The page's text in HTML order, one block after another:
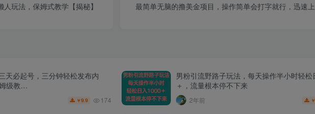
玩法，保姆式教学【揭秘】
最简单无脑的撸美金项目，操作简单会打字就行，迅速
天必起号，三分钟轻松发布内
级教…
￥9.9 174
男粉引流野路子玩法，每天操作半小时轻
＋，流量根本停不下来
2年前 ￥